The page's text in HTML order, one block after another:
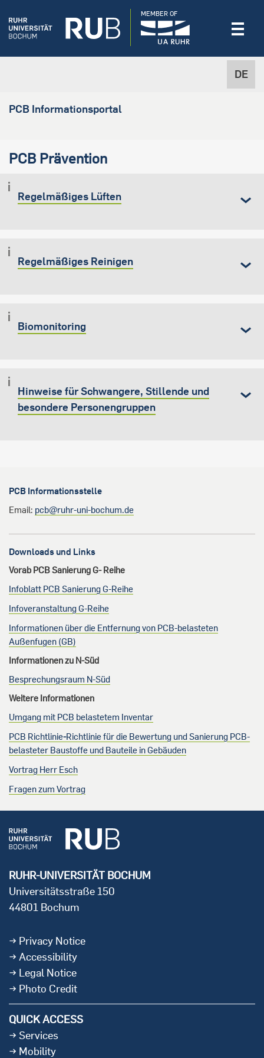
DE
MEMBER OF
PCB Informationsportal
PCB Prävention
Regelmäßiges Lüften
Regelmäßiges Reinigen
Biomonitoring
Hinweise für Schwangere, Stillende und
besondere Personengruppen
PCB Informationsstelle
Email: pcb@ruhr-uni-bochum.de
Downloads und Links
Vorab PCB Sanierung G- Reihe
Infoblatt PCB Sanierung G-Reihe
Infoveranstaltung G-Reihe
Informationen über die Entfernung von PCB-belasteten
Außenfugen (GB)
Informationen zu N-Süd
Besprechungsraum N-Süd
Weitere Informationen
Umgang mit PCB belastetem Inventar
PCB Richtlinie-Richtlinie für die Bewertung und Sanierung PCB-
belasteter Baustoffe und Bauteile in Gebäuden
Vortrag Herr Esch
Fragen zum Vortrag
RUHR-UNIVERSITÄT BOCHUM
Universitätsstraße 150
44801 Bochum
Privacy Notice
Accessibility
Legal Notice
Photo Credit
QUICK ACCESS
Services
Mobility